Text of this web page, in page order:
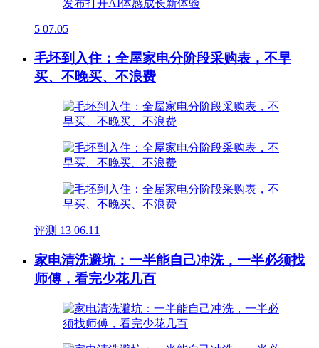
5 07.05
毛坯到入住：全屋家电分阶段采购表，不早
买、不晚买、不浪费
评测 13 06.11
家电清洗避坑：一半能自己冲洗，一半必须找
师傅，看完少花几百